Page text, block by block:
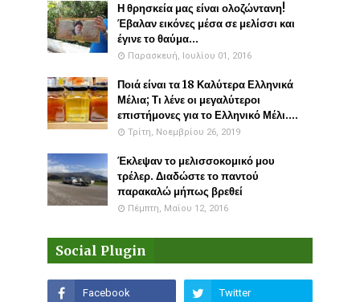
Η θρησκεία μας είναι ολοζώντανη!
Έβαλαν εικόνες μέσα σε μελίσσι και
έγινε το θαύμα...
Παρασκευή, Ιουλίου 01, 2016
Ποιά είναι τα 18 Καλύτερα Ελληνικά
Μέλια; Τι λένε οι μεγαλύτεροι
επιστήμονες για το Ελληνικό Μέλι....
Τρίτη, Νοεμβρίου 26, 2019
Έκλεψαν το μελισσοκομικό μου
τρέλερ. Διαδώστε το παντού
παρακαλώ μήπως βρεθεί
Πέμπτη, Μαΐου 12, 2016
Social Plugin